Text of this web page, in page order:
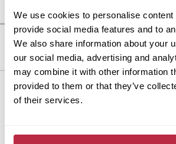
We use cookies to personalise content
provide social media features and to
We also share information about your
our social media, advertising and
may combine it with other information
provided to them or that they’ve
of their services.
Dlažba Fortelock
Produkty a řešení